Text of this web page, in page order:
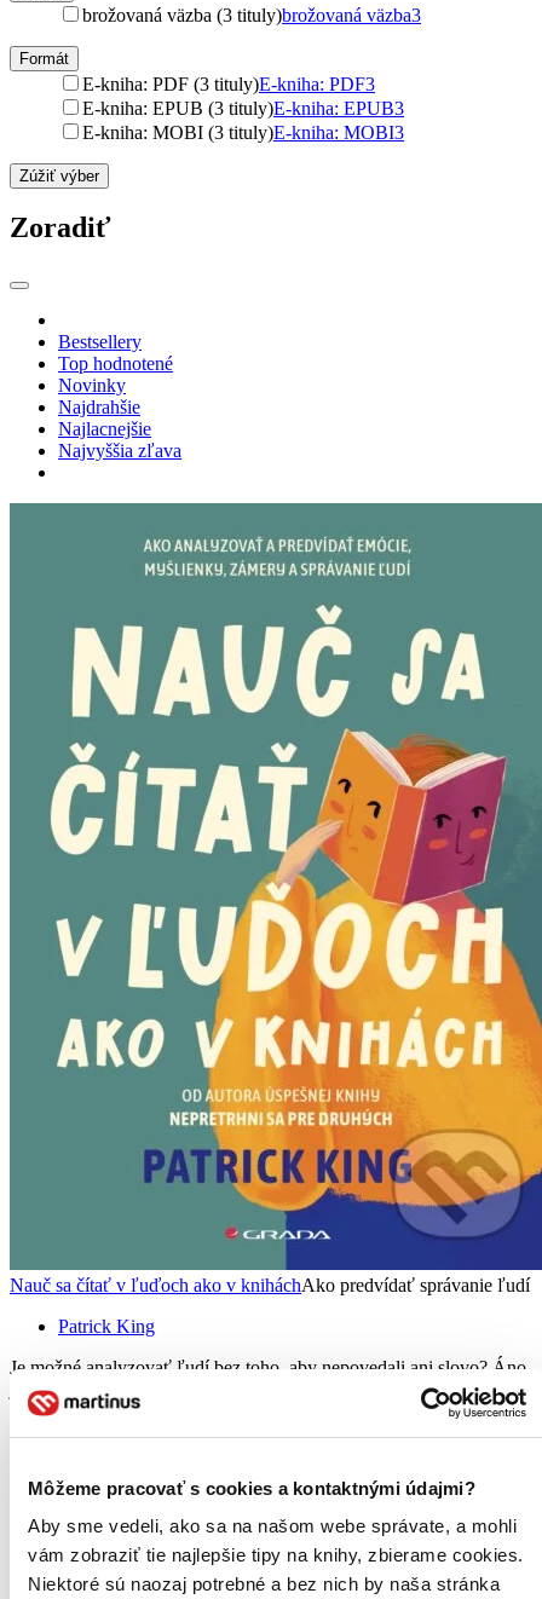
Môžeme pracovať s cookies a kontaktnými údajmi?
Aby sme vedeli, ako sa na našom webe správate, a mohli
vám zobraziť tie najlepšie tipy na knihy, zbierame cookies.
Niektoré sú naozaj potrebné a bez nich by naša stránka
brožovaná väzba (3 tituly)brožovaná väzba3
Formát
E-kniha: PDF (3 tituly)E-kniha: PDF3
E-kniha: EPUB (3 tituly)E-kniha: EPUB3
E-kniha: MOBI (3 tituly)E-kniha: MOBI3
Zúžiť výber
Zoradiť
Bestsellery
Top hodnotené
Novinky
Najdrahšie
Najlacnejšie
Najvyššia zľava
Nauč sa čítať v ľuďoch ako v kniháchAko predvídať správanie ľudí
Patrick King
Je možné analyzovať ľudí bez toho, aby nepovedali ani slovo? Áno,
je. Naučte sa, ako „čítať myšlienky“ a nadviazať hlboké spojenia.
Odhaľte lži v každodennom živote a pochopte, ako funguje ľudská
psychika...
17,50 €
Na sklade > 5 ks
Táto kniha sa môže na cestu ku vám vybrať prakticky
okamžite! Ak si ju objednáte do 13:00 v pracovný deň,
odošleme vám ju ešte dnes, inak najneskôr nasledujúci